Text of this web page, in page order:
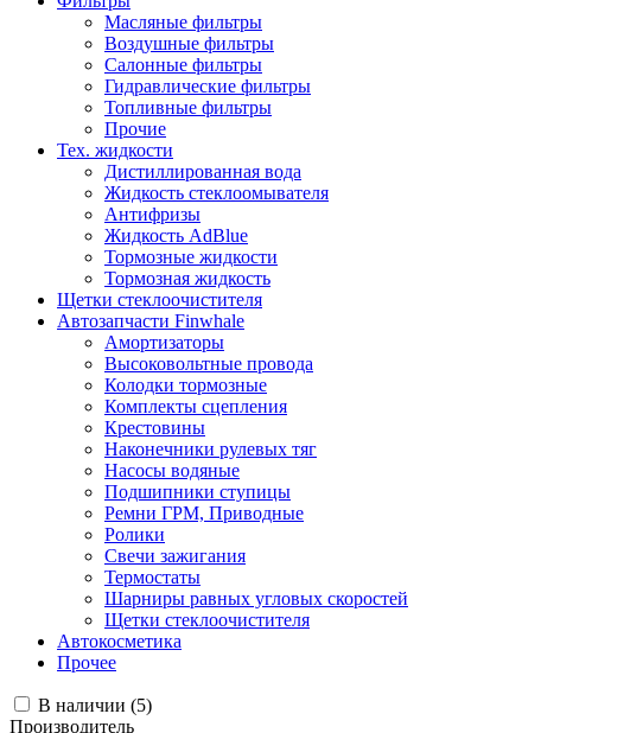
Масляные фильтры
Воздушные фильтры
Салонные фильтры
Гидравлические фильтры
Топливные фильтры
Прочие
Тех. жидкости
Дистиллированная вода
Жидкость стеклоомывателя
Антифризы
Жидкость AdBlue
Тормозные жидкости
Тормозная жидкость
Щетки стеклоочистителя
Автозапчасти Finwhale
Амортизаторы
Высоковольтные провода
Колодки тормозные
Комплекты сцепления
Крестовины
Наконечники рулевых тяг
Насосы водяные
Подшипники ступицы
Ремни ГРМ, Приводные
Ролики
Свечи зажигания
Термостаты
Шарниры равных угловых скоростей
Щетки стеклоочистителя
Автокосметика
Прочее
В наличии (5)
Производитель